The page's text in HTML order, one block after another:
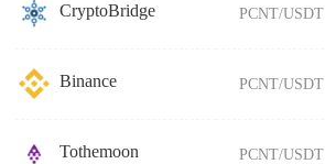
CryptoBridge PCNT/USDT
Binance PCNT/USDT
Tothemoon PCNT/USDT